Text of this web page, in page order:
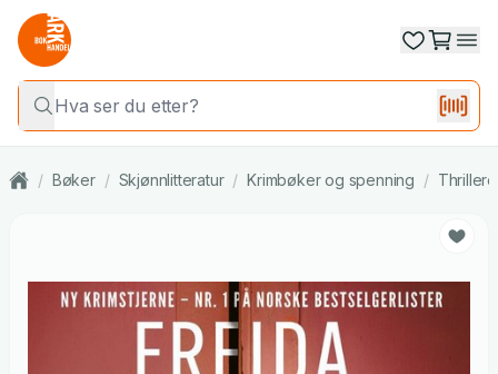
/ Bøker / Skjønnlitteratur / Krimbøker og spenning / Thrillere